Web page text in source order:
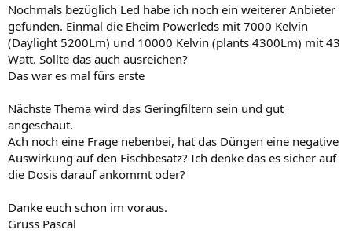
Nochmals bezüglich Led habe ich noch ein weiterer Anbieter
gefunden. Einmal die Eheim Powerleds mit 7000 Kelvin
(Daylight 5200Lm) und 10000 Kelvin (plants 4300Lm) mit 43
Watt. Sollte das auch ausreichen?
Das war es mal fürs erste
Nächste Thema wird das Geringfiltern sein und gut
angeschaut.
Ach noch eine Frage nebenbei, hat das Düngen eine negative
Auswirkung auf den Fischbesatz? Ich denke das es sicher auf
die Dosis darauf ankommt oder?
Danke euch schon im voraus.
Gruss Pascal